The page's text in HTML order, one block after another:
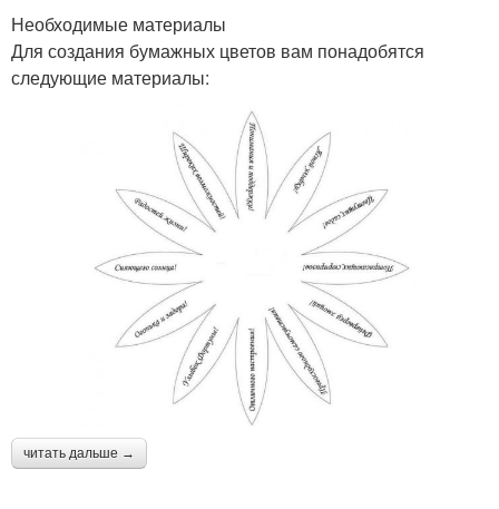
Необходимые материалы
Для создания бумажных цветов вам понадобятся
следующие материалы:
читать дальше →